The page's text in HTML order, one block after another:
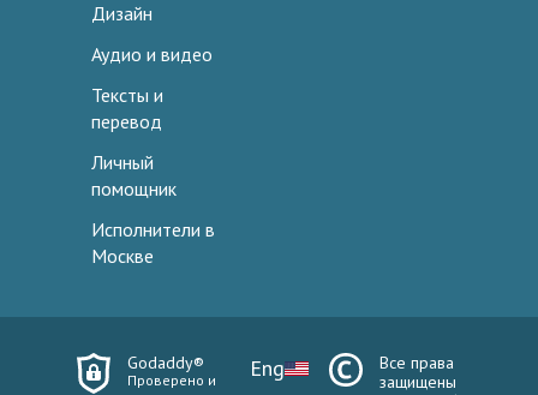
Дизайн
Аудио и видео
Тексты и
перевод
Личный
помощник
Исполнители в
Москве
Godaddy®
Проверено и
Eng
Все права
защищены